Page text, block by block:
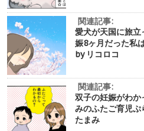
関連記事:
愛犬が天国に旅
娠8ヶ月だった私
by リコロコ
関連記事:
双子の妊娠がわ
みのふたご育児
たまみ